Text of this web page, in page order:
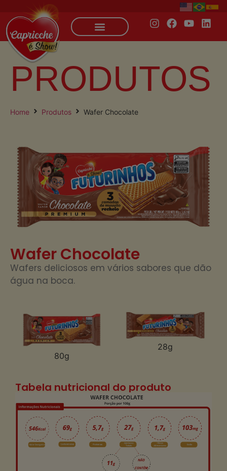
PRODUTOS
Home Produtos Wafer Chocolate
Wafer Chocolate
Wafers deliciosos em vários sabores que dão
água na boca.
80g
28g
Tabela nutricional do produto